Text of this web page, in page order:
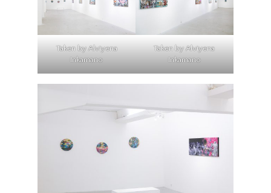
Taken by Alviyena
Inkamano
Taken by Alviyena
Inkamano